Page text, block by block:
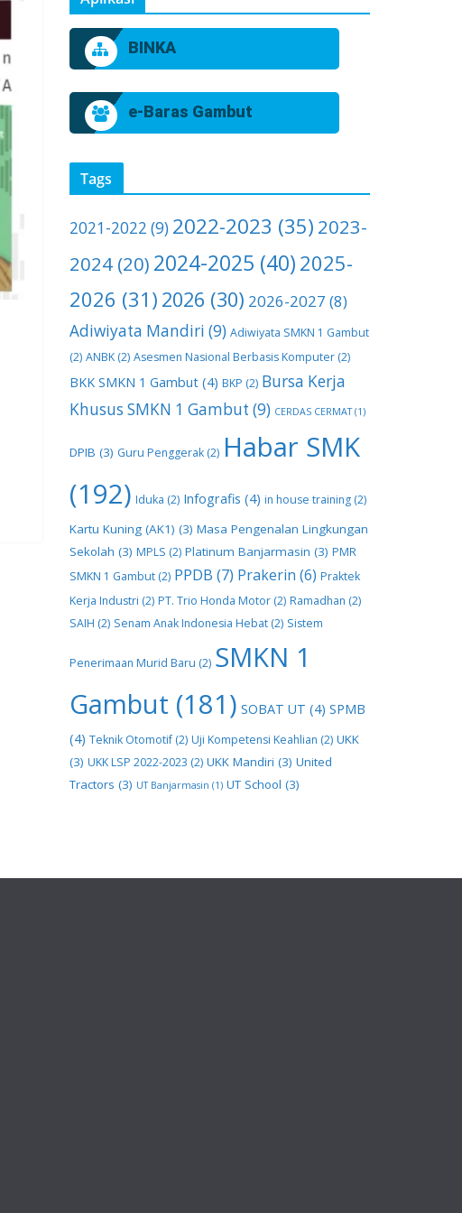
BINKA
e-Baras Gambut
Tags
2021-2022 (9) 2022-2023 (35) 2023-
2024 (20) 2024-2025 (40) 2025-
2026 (31) 2026 (30) 2026-2027 (8)
Adiwiyata Mandiri (9) Adiwiyata SMKN 1 Gambut
(2) ANBK (2) Asesmen Nasional Berbasis Komputer (2)
BKK SMKN 1 Gambut (4) BKP (2) Bursa Kerja
Khusus SMKN 1 Gambut (9) CERDAS CERMAT(1)
DPIB (3) Guru Penggerak (2) Habar SMK
(192) Iduka (2) Infografis (4) in house training (2)
Kartu Kuning (AK1) (3) Masa Pengenalan Lingkungan
Sekolah (3) MPLS (2) Platinum Banjarmasin (3) PMR
SMKN 1 Gambut (2) PPDB (7) Prakerin (6) Praktek
Kerja Industri (2) PT. Trio Honda Motor (2) Ramadhan (2)
SAIH (2) Senam Anak Indonesia Hebat (2) Sistem
Penerimaan Murid Baru (2) SMKN 1
Gambut (181) SOBAT UT (4) SPMB
(4) Teknik Otomotif(2) Uji Kompetensi Keahlian (2) UKK
(3) UKK LSP 2022-2023 (2) UKK Mandiri (3) United
Tractors (3) UT Banjarmasin (1) UT School (3)